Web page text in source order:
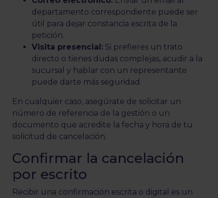
departamento correspondiente puede ser
útil para dejar constancia escrita de la
petición.
Visita presencial: Si prefieres un trato
directo o tienes dudas complejas, acudir a la
sucursal y hablar con un representante
puede darte más seguridad.
En cualquier caso, asegúrate de solicitar un
número de referencia de la gestión o un
documento que acredite la fecha y hora de tu
solicitud de cancelación.
Confirmar la cancelación
por escrito
Recibir una confirmación escrita o digital es un